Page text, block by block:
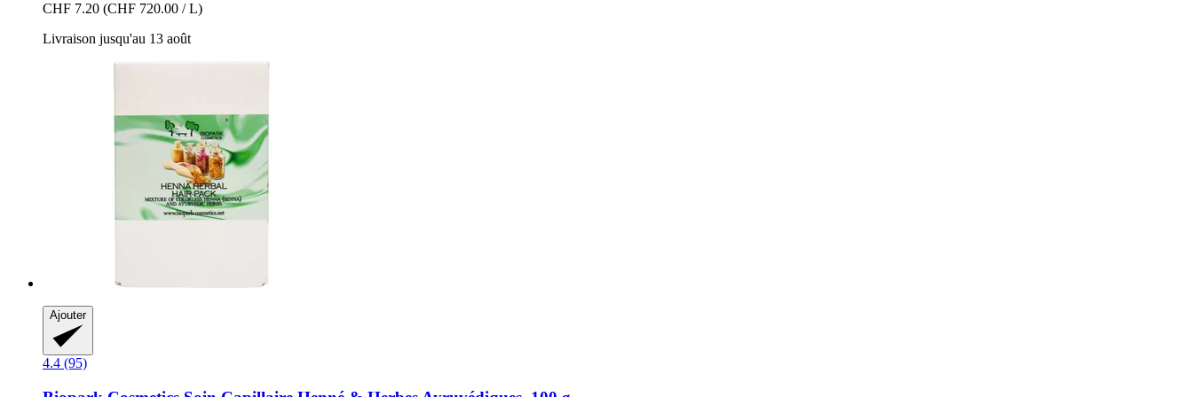
CHF 7.20 (CHF 720.00 / L)
Livraison jusqu'au 13 août
Ajouter
4.4 (95)